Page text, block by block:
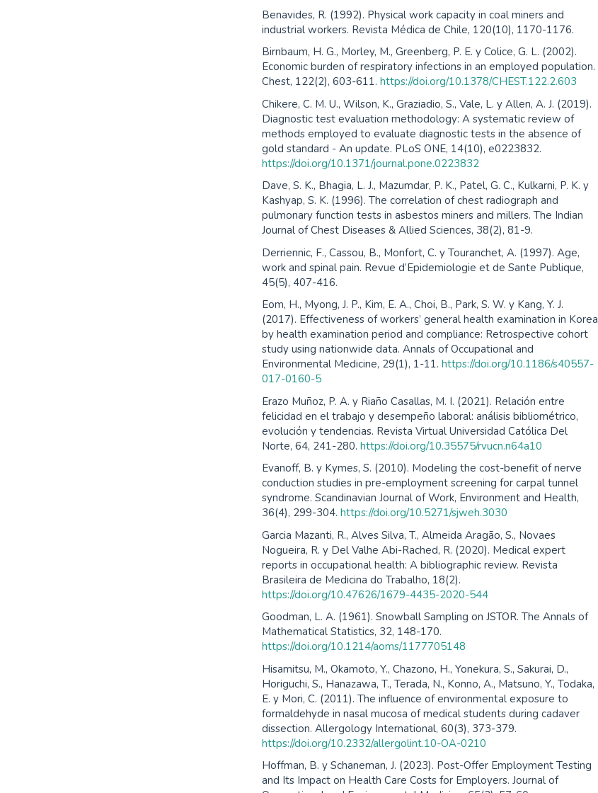
Benavides, R. (1992). Physical work capacity in coal miners and
industrial workers. Revista Médica de Chile, 120(10), 1170-1176.
Birnbaum, H. G., Morley, M., Greenberg, P. E. y Colice, G. L. (2002).
Economic burden of respiratory infections in an employed population.
Chest, 122(2), 603-611.https://doi.org/10.1378/CHEST.122.2.603
Chikere, C. M. U., Wilson, K., Graziadio, S., Vale, L. y Allen, A. J. (2019).
Diagnostic test evaluation methodology: A systematic review of
methods employed to evaluate diagnostic tests in the absence of
gold standard - An update. PLoS ONE, 14(10), e0223832.
https://doi.org/10.1371/journal.pone.0223832
Dave, S. K., Bhagia, L. J., Mazumdar, P. K., Patel, G. C., Kulkarni, P. K. y
Kashyap, S. K. (1996). The correlation of chest radiograph and
pulmonary function tests in asbestos miners and millers. The Indian
Journal of Chest Diseases & Allied Sciences, 38(2), 81-9.
Derriennic, F., Cassou, B., Monfort, C. y Touranchet, A. (1997). Age,
work and spinal pain. Revue d’Epidemiologie et de Sante Publique,
45(5), 407-416.
Eom, H., Myong, J. P., Kim, E. A., Choi, B., Park, S. W. y Kang, Y. J.
(2017). Effectiveness of workers’ general health examination in Korea
by health examination period and compliance: Retrospective cohort
study using nationwide data. Annals of Occupational and
Environmental Medicine, 29(1), 1-11.https://doi.org/10.1186/s40557-
017-0160-5
Erazo Muñoz, P. A. y Riaño Casallas, M. I. (2021). Relación entre
felicidad en el trabajo y desempeño laboral: análisis bibliométrico,
evolución y tendencias. Revista Virtual Universidad Católica Del
Norte, 64, 241-280.https://doi.org/10.35575/rvucn.n64a10
Evanoff, B. y Kymes, S. (2010). Modeling the cost-benefit of nerve
conduction studies in pre-employment screening for carpal tunnel
syndrome. Scandinavian Journal of Work, Environment and Health,
36(4), 299-304.https://doi.org/10.5271/sjweh.3030
Garcia Mazanti, R., Alves Silva, T., Almeida Aragão, S., Novaes
Nogueira, R. y Del Valhe Abi-Rached, R. (2020). Medical expert
reports in occupational health: A bibliographic review. Revista
Brasileira de Medicina do Trabalho, 18(2).
https://doi.org/10.47626/1679-4435-2020-544
Goodman, L. A. (1961). Snowball Sampling on JSTOR. The Annals of
Mathematical Statistics, 32, 148-170.
https://doi.org/10.1214/aoms/1177705148
Hisamitsu, M., Okamoto, Y., Chazono, H., Yonekura, S., Sakurai, D.,
Horiguchi, S., Hanazawa, T., Terada, N., Konno, A., Matsuno, Y., Todaka,
E. y Mori, C. (2011). The influence of environmental exposure to
formaldehyde in nasal mucosa of medical students during cadaver
dissection. Allergology International, 60(3), 373-379.
https://doi.org/10.2332/allergolint.10-OA-0210
Hoffman, B. y Schaneman, J. (2023). Post-Offer Employment Testing
and Its Impact on Health Care Costs for Employers. Journal of